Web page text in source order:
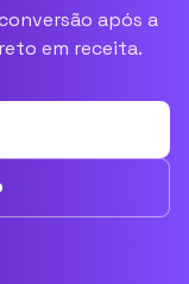
após a
em receita.